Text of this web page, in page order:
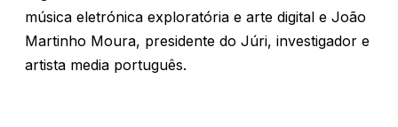
música eletrónica exploratória e arte digital e João
Martinho Moura, presidente do Júri, investigador e
artista media português.